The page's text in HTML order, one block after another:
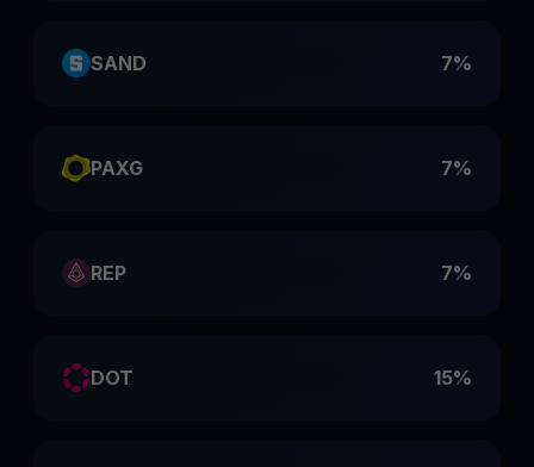
SAND 7%
PAXG 7%
REP 7%
DOT 15%